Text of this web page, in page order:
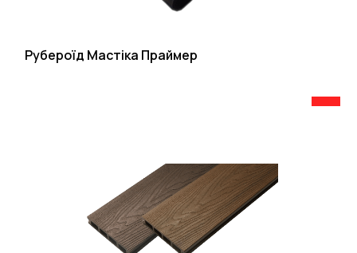
Рубероїд Мастіка Праймер